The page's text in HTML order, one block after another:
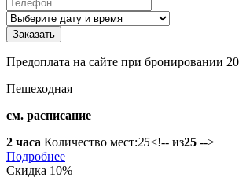
Предоплата на сайте при бронировании
Пешеходная
см. расписание
2 часа Количество мест:25<!-- из25 -->
Подробнее
Скидка 10%